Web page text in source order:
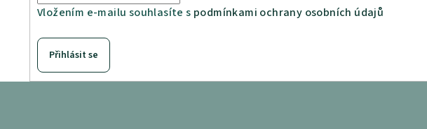
Vložením e-mailu souhlasíte s podmínkami ochrany osobních údajů
Přihlásit se